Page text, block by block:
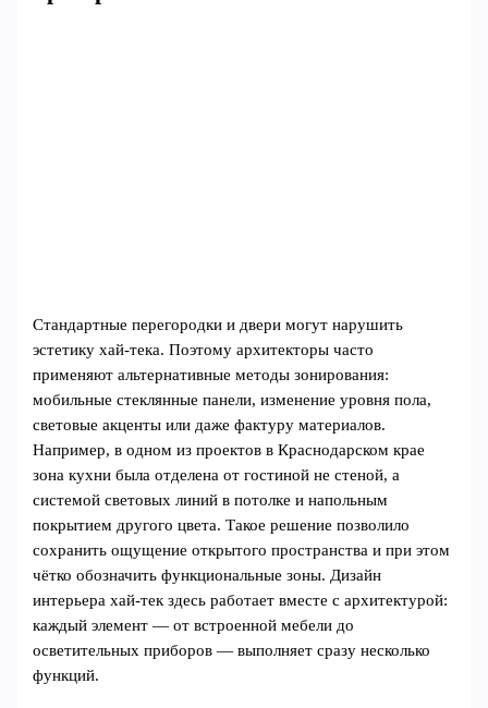
Стандартные перегородки и двери могут нарушить
эстетику хай-тека. Поэтому архитекторы часто
применяют альтернативные методы зонирования:
мобильные стеклянные панели, изменение уровня пола,
световые акценты или даже фактуру материалов.
Например, в одном из проектов в Краснодарском крае
зона кухни была отделена от гостиной не стеной, а
системой световых линий в потолке и напольным
покрытием другого цвета. Такое решение позволило
сохранить ощущение открытого пространства и при этом
чётко обозначить функциональные зоны. Дизайн
интерьера хай-тек здесь работает вместе с архитектурой:
каждый элемент — от встроенной мебели до
осветительных приборов — выполняет сразу несколько
функций.